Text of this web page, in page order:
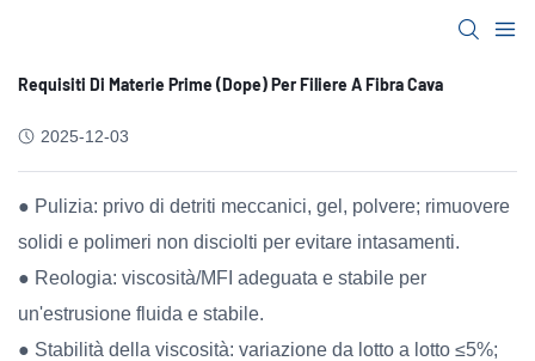
Requisiti Di Materie Prime (dope) Per Filiere A Fibra Cava
2025-12-03
● Pulizia: privo di detriti meccanici, gel, polvere; rimuovere
solidi e polimeri non disciolti per evitare intasamenti.
● Reologia: viscosità/MFI adeguata e stabile per
un'estrusione fluida e stabile.
● Stabilità della viscosità: variazione da lotto a lotto ≤5%;